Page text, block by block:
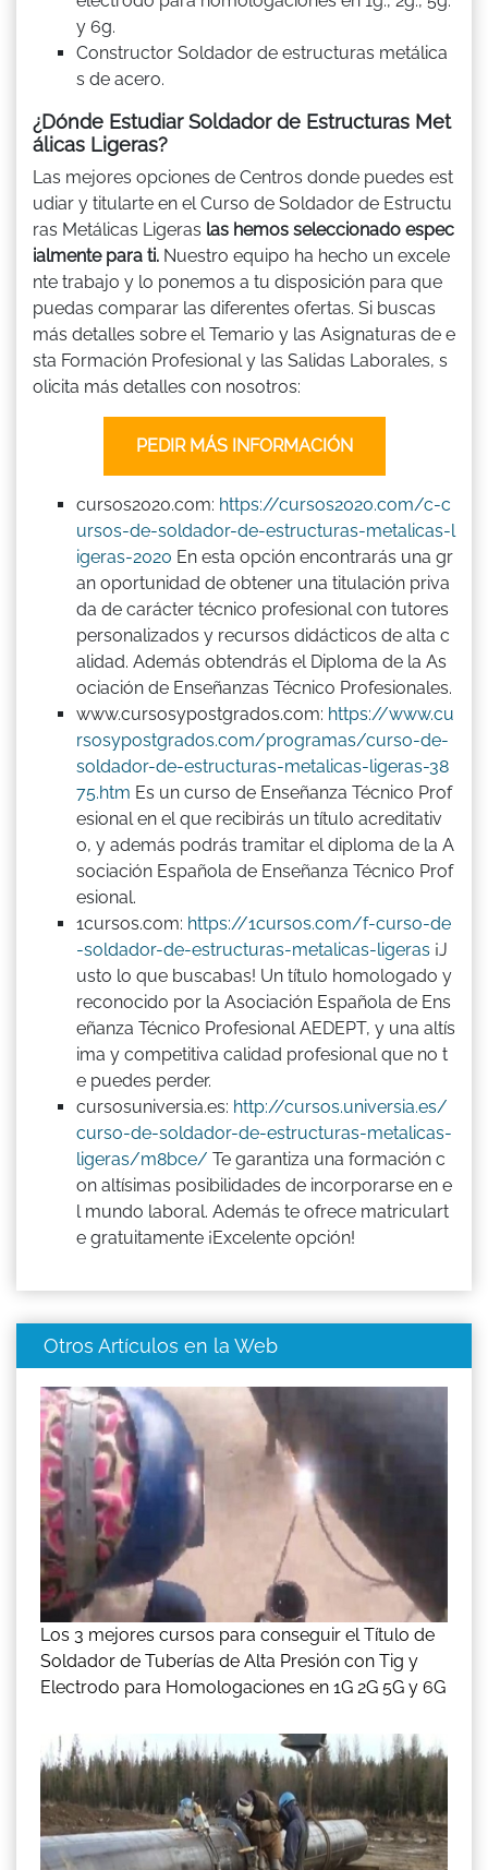
y 6g.
Constructor Soldador de estructuras metálica
s de acero.
¿Dónde Estudiar Soldador de Estructuras Met
álicas Ligeras?
Las mejores opciones de Centros donde puedes est
udiar y titularte en el Curso de Soldador de Estructu
ras Metálicas Ligeras las hemos seleccionado espec
ialmente para ti. Nuestro equipo ha hecho un excele
nte trabajo y lo ponemos a tu disposición para que
puedas comparar las diferentes ofertas. Si buscas
más detalles sobre el Temario y las Asignaturas de e
sta Formación Profesional y las Salidas Laborales, s
olicita más detalles con nosotros:
PEDIR MÁS INFORMACIÓN
cursos2020.com: https://cursos2020.com/c-c
ursos-de-soldador-de-estructuras-metalicas-l
igeras-2020 En esta opción encontrarás una gr
an oportunidad de obtener una titulación priva
da de carácter técnico profesional con tutores
personalizados y recursos didácticos de alta c
alidad. Además obtendrás el Diploma de la As
ociación de Enseñanzas Técnico Profesionales.
www.cursosypostgrados.com: https://www.cu
rsosypostgrados.com/programas/curso-de-
soldador-de-estructuras-metalicas-ligeras-38
75.htm Es un curso de Enseñanza Técnico Prof
esional en el que recibirás un título acreditativ
o, y además podrás tramitar el diploma de la A
sociación Española de Enseñanza Técnico Prof
esional.
1cursos.com: https://1cursos.com/f-curso-de
-soldador-de-estructuras-metalicas-ligeras ¡J
usto lo que buscabas! Un título homologado y
reconocido por la Asociación Española de Ens
eñanza Técnico Profesional AEDEPT, y una altís
ima y competitiva calidad profesional que no t
e puedes perder.
cursosuniversia.es: http://cursos.universia.es/
curso-de-soldador-de-estructuras-metalicas-
ligeras/m8bce/ Te garantiza una formación c
on altísimas posibilidades de incorporarse en e
l mundo laboral. Además te ofrece matriculart
e gratuitamente ¡Excelente opción!
Otros Artículos en la Web
Los 3 mejores cursos para conseguir el Título de
Soldador de Tuberías de Alta Presión con Tig y
Electrodo para Homologaciones en 1G 2G 5G y 6G